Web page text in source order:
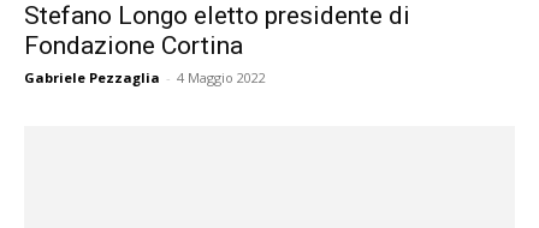
Stefano Longo eletto presidente di
Fondazione Cortina
Gabriele Pezzaglia - 4 Maggio 2022